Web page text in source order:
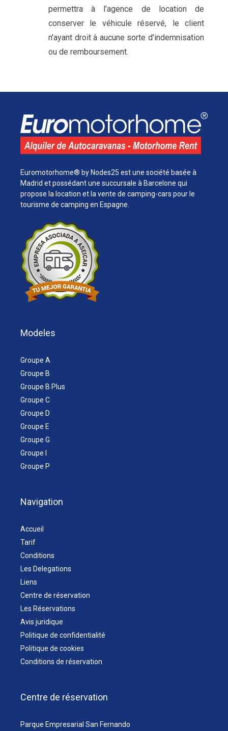
permettra à l’agence de location de
conserver le véhicule réservé, le client
n’ayant droit à aucune sorte d’indemnisation
ou de remboursement.
Euromotorhome® by Nodes25 est une société basée à
Madrid et possédant une succursale à Barcelone qui
propose la location et la vente de camping-cars pour le
tourisme de camping en Espagne.
Modeles
Groupe A
Groupe B
Groupe B Plus
Groupe C
Groupe D
Groupe E
Groupe G
Groupe I
Groupe P
Navigation
Accueil
Tarif
Conditions
Les Delegations
Liens
Centre de réservation
Les Réservations
Avis juridique
Politique de confidentialité
Politique de cookies
Conditions de réservation
Centre de réservation
Parque Empresarial San Fernando